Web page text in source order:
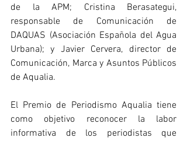
de la APM; Cristina Berasategui,
responsable de Comunicación de
DAQUAS (Asociación Española del Agua
Urbana); y Javier Cervera, director de
Comunicación, Marca y Asuntos Públicos
de Aqualia.
El Premio de Periodismo Aqualia tiene
como objetivo reconocer la labor
informativa de los periodistas que